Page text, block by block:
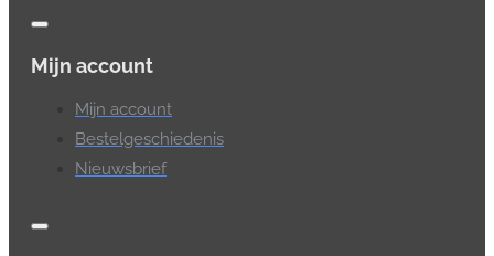
Mijn account
Mijn account
Bestelgeschiedenis
Nieuwsbrief